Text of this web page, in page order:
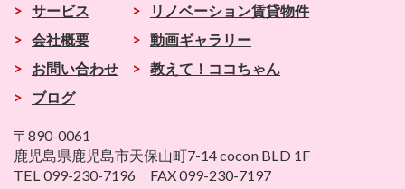
> サービス
> 会社概要
>
お問い合わせ
>
ブログ
>
リノベーション賃貸物件
> 動画ギャラリー
> 教えて！ココちゃん
〒890-0061
鹿児島県鹿児島市天保山町7-14 cocon BLD 1F
TEL 099-230-7196 FAX 099-230-7197